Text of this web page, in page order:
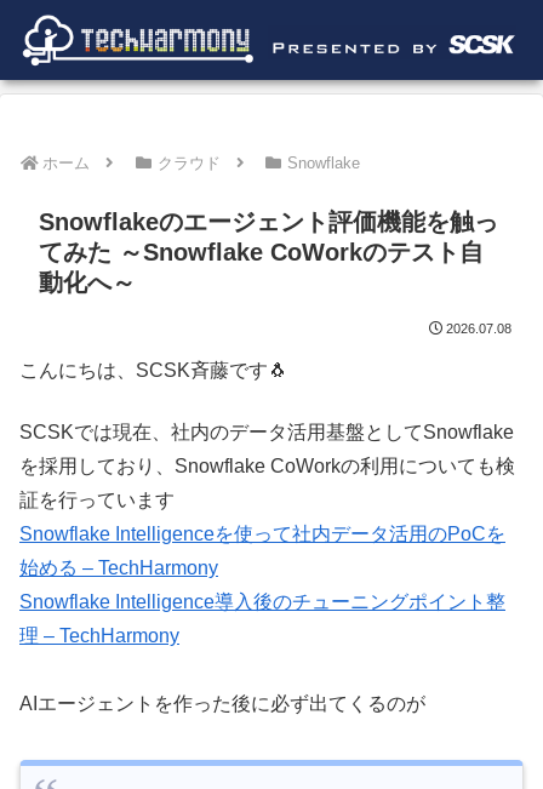
ホーム クラウド Snowflake
Snowflakeのエージェント評価機能を触っ
てみた ～Snowflake CoWorkのテスト自
動化へ～
2026.07.08
こんにちは、SCSK斉藤です🐧
SCSKでは現在、社内のデータ活用基盤としてSnowflake
を採用しており、Snowflake CoWorkの利用についても検
証を行っています
Snowflake Intelligenceを使って社内データ活用のPoCを
始める – TechHarmony
Snowflake Intelligence導入後のチューニングポイント整
理 – TechHarmony
AIエージェントを作った後に必ず出てくるのが